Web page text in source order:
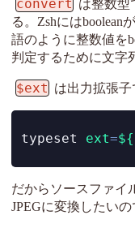
convert は整数型
る。Zshにはboolean
語のように整数値を
判定するために文字
$ext は出力拡張
typeset ext=
だからソースファイ
JPEGに変換したいの